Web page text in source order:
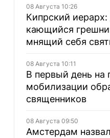
08 Августа 10:26
Кипрский
кающийся
мнящий себя
08 Августа 10:11
В первый день на
мобилизации
священников
08 Августа 09:50
Амстердам